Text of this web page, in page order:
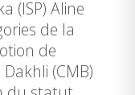
(ISP) Aline
de la
de
(CMB)